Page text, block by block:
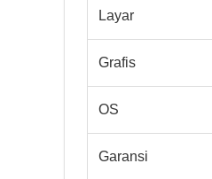
Layar
Grafis
OS
Garansi